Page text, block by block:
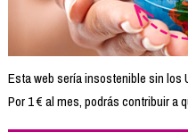
Esta web sería insostenible sin los
Por 1 € al mes, podrás contribuir a